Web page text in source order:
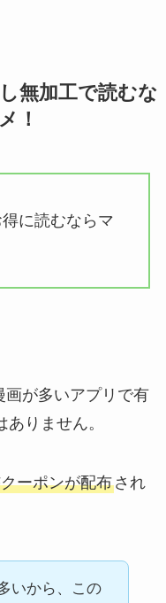
無加工で読むな
！
に読むならマ
画が多いアプリで有
ありません。
ーポンが配布され
いから、この